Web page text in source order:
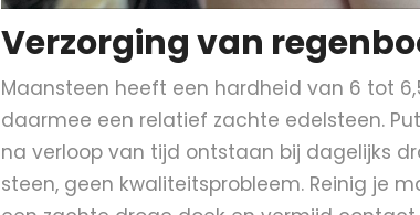
Verzorging van
Maansteen heeft een hardheid van 6 tot
daarmee een relatief zachte edelsteen.
na verloop van tijd ontstaan bij dagelijks
steen, geen kwaliteitsprobleem. Reinig je